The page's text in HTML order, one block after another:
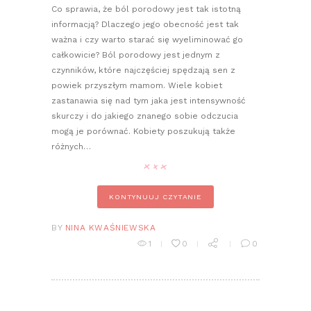
Co sprawia, że ból porodowy jest tak istotną
informacją? Dlaczego jego obecność jest tak
ważna i czy warto starać się wyeliminować go
całkowicie? Ból porodowy jest jednym z
czynników, które najczęściej spędzają sen z
powiek przyszłym mamom. Wiele kobiet
zastanawia się nad tym jaka jest intensywność
skurczy i do jakiego znanego sobie odczucia
mogą je porównać. Kobiety poszukują także
różnych…
KONTYNUUJ CZYTANIE
BY NINA KWAŚNIEWSKA
1
0 0